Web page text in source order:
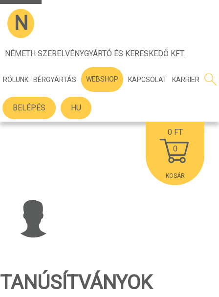
N
NÉMETH SZERELVÉNYGYÁRTÓ ÉS KERESKEDŐ KFT.
RÓLUNK BÉRGYÁRTÁS WEBSHOP KAPCSOLAT KARRIER
BELÉPÉS HU
0 FT
0
KOSÁR
TANÚSÍTVÁNYOK